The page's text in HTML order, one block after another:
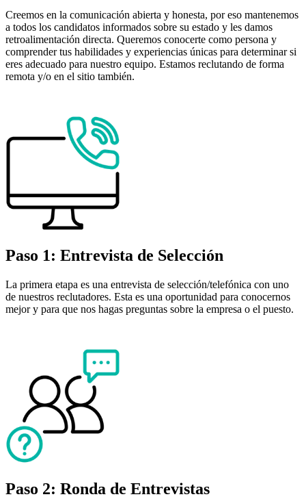
Creemos en la comunicación abierta y honesta, por eso mantenemos
a todos los candidatos informados sobre su estado y les damos
retroalimentación directa. Queremos conocerte como persona y
comprender tus habilidades y experiencias únicas para determinar si
eres adecuado para nuestro equipo. Estamos reclutando de forma
remota y/o en el sitio también.
Paso 1: Entrevista de Selección
La primera etapa es una entrevista de selección/telefónica con uno
de nuestros reclutadores. Esta es una oportunidad para conocernos
mejor y para que nos hagas preguntas sobre la empresa o el puesto.
Paso 2: Ronda de Entrevistas